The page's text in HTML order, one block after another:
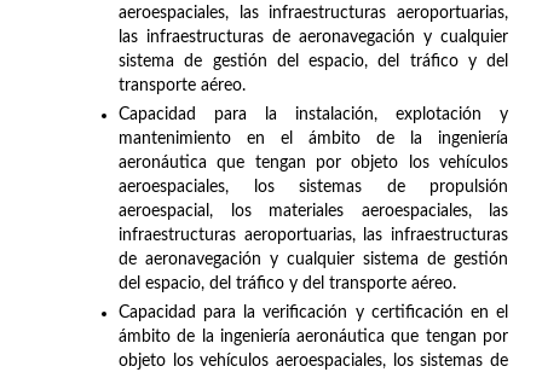
aeroespaciales, las infraestructuras aeroportuarias,
las infraestructuras de aeronavegación y cualquier
sistema de gestión del espacio, del tráfico y del
transporte aéreo.
Capacidad para la instalación, explotación y
mantenimiento en el ámbito de la ingeniería
aeronáutica que tengan por objeto los vehículos
aeroespaciales, los sistemas de propulsión
aeroespacial, los materiales aeroespaciales, las
infraestructuras aeroportuarias, las infraestructuras
de aeronavegación y cualquier sistema de gestión
del espacio, del tráfico y del transporte aéreo.
Capacidad para la verificación y certificación en el
ámbito de la ingeniería aeronáutica que tengan por
objeto los vehículos aeroespaciales, los sistemas de